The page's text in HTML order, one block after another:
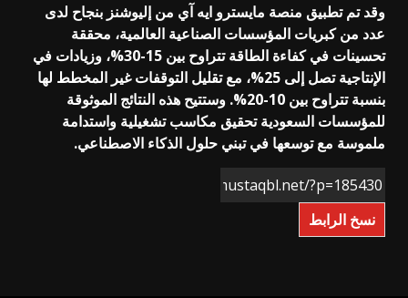
وقد تم تطبيق منصة مايسترو ايه آي من إليوشنز بنجاح لدى
عدد من كبريات المؤسسات الصناعية العالمية، محققة
تحسينات في كفاءة الطاقة تتراوح بين 15-30%، وزيادات في
الإنتاجية تصل إلى 25%، مع تقليل التوقفات غير المخطط لها
بنسبة تتراوح بين 10-20%. وستتيح هذه النتائج الموثوقة
للمؤسسات السعودية تحقيق مكاسب تشغيلية واستدامة
ملموسة مع توسعها في تبني حلول الذكاء الاصطناعي.
نسخ الرابط